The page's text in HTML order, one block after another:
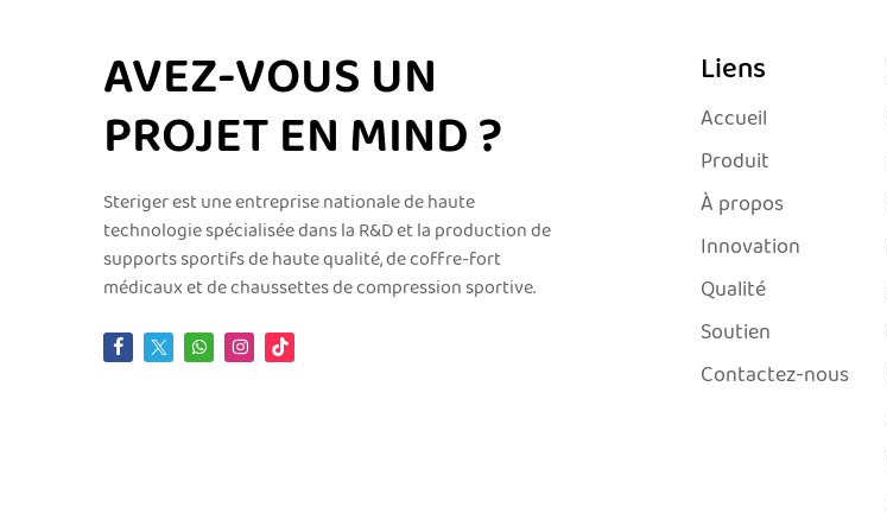
AVEZ-VOUS UN
PROJET EN MIND ?
Steriger est une entreprise nationale de haute
technologie spécialisée dans la R&D et la production de
supports sportifs de haute qualité, de coffre-fort
médicaux et de chaussettes de compression sportive.
Liens
Accueil
Produit
À propos
Innovation
Qualité
Soutien
Contactez-nous